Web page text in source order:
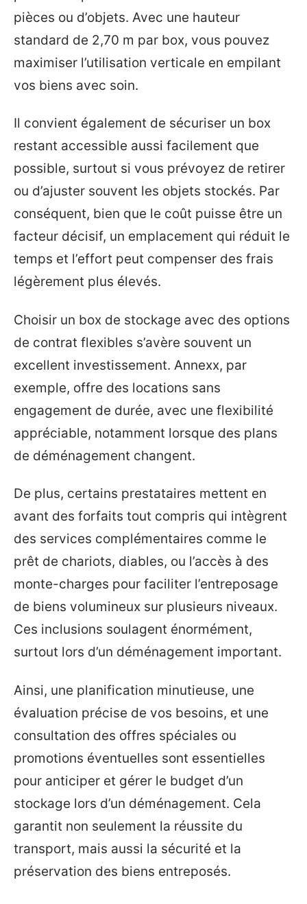
pièces ou d’objets. Avec une hauteur
standard de 2,70 m par box, vous pouvez
maximiser l’utilisation verticale en empilant
vos biens avec soin.
Il convient également de sécuriser un box
restant accessible aussi facilement que
possible, surtout si vous prévoyez de retirer
ou d’ajuster souvent les objets stockés. Par
conséquent, bien que le coût puisse être un
facteur décisif, un emplacement qui réduit le
temps et l’effort peut compenser des frais
légèrement plus élevés.
Choisir un box de stockage avec des options
de contrat flexibles s’avère souvent un
excellent investissement. Annexx, par
exemple, offre des locations sans
engagement de durée, avec une flexibilité
appréciable, notamment lorsque des plans
de déménagement changent.
De plus, certains prestataires mettent en
avant des forfaits tout compris qui intègrent
des services complémentaires comme le
prêt de chariots, diables, ou l’accès à des
monte-charges pour faciliter l’entreposage
de biens volumineux sur plusieurs niveaux.
Ces inclusions soulagent énormément,
surtout lors d’un déménagement important.
Ainsi, une planification minutieuse, une
évaluation précise de vos besoins, et une
consultation des offres spéciales ou
promotions éventuelles sont essentielles
pour anticiper et gérer le budget d’un
stockage lors d’un déménagement. Cela
garantit non seulement la réussite du
transport, mais aussi la sécurité et la
préservation des biens entreposés.